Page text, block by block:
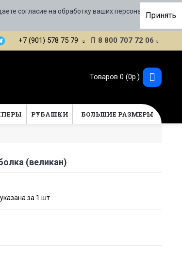
согласие на обработку ваших персональныхПринять
+7 (901) 578 75 79 8 800 707 72 06
Товаров 0 (0р.)
РУБАШКИ БОЛЬШИЕ РАЗМЕРЫ
(великан)
за 1 шт